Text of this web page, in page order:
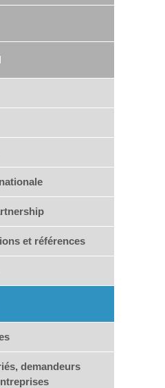
et références
demandeurs